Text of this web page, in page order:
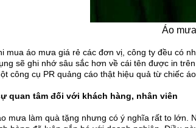
Áo
mua áo mưa giá rẻ các đơn vị, công ty đều có
sẽ ghi nhớ sâu sắc hơn về cái tên được in
công cụ PR quảng cáo thật hiệu quả từ chiếc
quan tâm đối với khách hàng, nhân viên
mưa làm quà tặng nhưng có ý nghĩa rất to lớn.